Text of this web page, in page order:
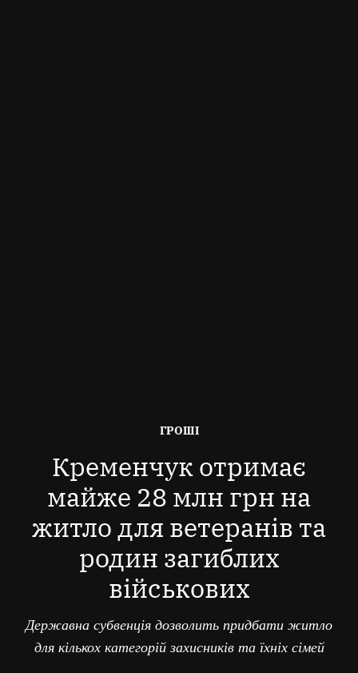
ОПУБЛІКОВАНО
ГРОШІ
Кременчук отримає
майже 28 млн грн на
житло для ветеранів та
родин загиблих
військових
Державна субвенція дозволить придбати житло
для кількох категорій захисників та їхніх сімей